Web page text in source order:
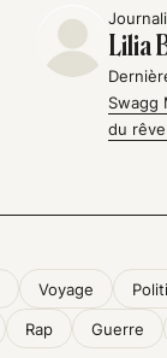
Lilia
Swagg
du
Voyage
Rap Guerre